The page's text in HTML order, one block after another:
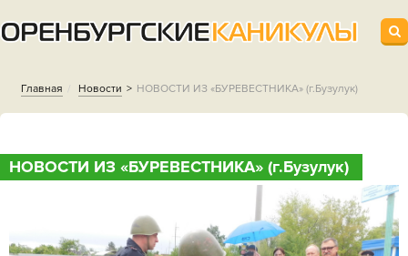
Главная Новости НОВОСТИ ИЗ «БУРЕВЕСТНИКА» (г.Бузулук)
НОВОСТИ ИЗ «БУРЕВЕСТНИКА» (г.Бузулук)